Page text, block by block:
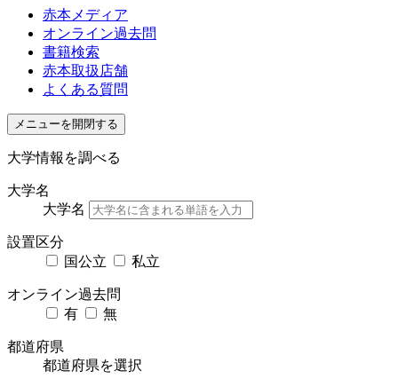
赤本メディア
オンライン過去問
書籍検索
赤本取扱店舗
よくある質問
メニューを開閉する
大学情報を調べる
大学名
大学名
設置区分
国公立
私立
オンライン過去問
有
無
都道府県
都道府県を選択